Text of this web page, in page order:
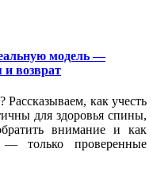
модель —
и возврат
как учесть
для здоровья спины,
внимание и как
только проверенные